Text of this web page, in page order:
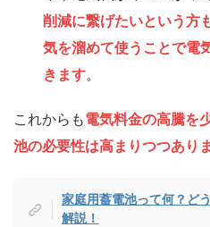
削減に繋げたいという方
気を溜めて使うことで電
きます。
これからも電気料金の高騰を
池の必要性は高まりつつあり
家庭用蓄電池って何？ど
解説！